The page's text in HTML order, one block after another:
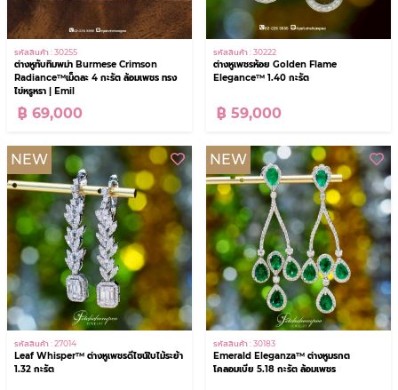
รหัสสินค้า : 30255
ต่างหูทับทิมพม่า Burmese Crimson
Radiance™เม็ดละ 4 กะรัต ล้อมเพชร ทรง
ไข่หรูหรา | Emil
฿ 69,000
รหัสสินค้า : 30222
ต่างหูเพชรห้อย Golden Flame
Elegance™ 1.40 กะรัต
฿ 59,000
NEW
รหัสสินค้า : 27014
Leaf Whisper™ ต่างหูเพชรดีไซน์ใบไม้ระย้า
1.32 กะรัต
NEW
รหัสสินค้า : 30183
Emerald Eleganza™ ต่างหูมรกต
โคลอมเบีย 5.18 กะรัต ล้อมเพชร